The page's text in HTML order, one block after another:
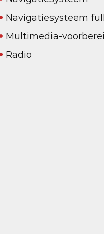
Navigatiesysteem
Multimedia-
Radio